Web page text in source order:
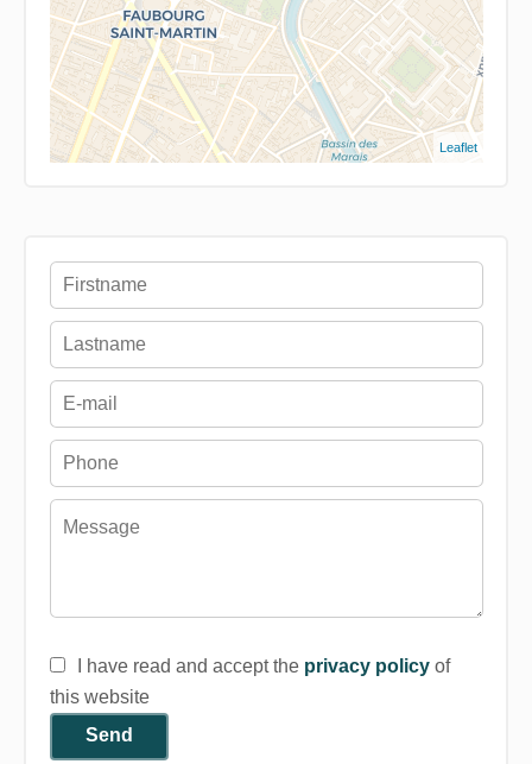
Leaflet
I have read and accept the privacy policyof
this website
Send